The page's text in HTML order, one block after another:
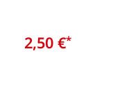
2,50 €*